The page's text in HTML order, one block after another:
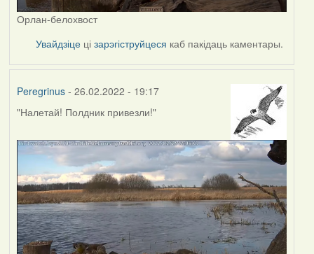
Орлан-белохвост
Увайдзіце цізарэгіструйцеся каб пакідаць каментары.
Peregrinus- 26.02.2022 - 19:17
"Налетай! Полдник привезли!"